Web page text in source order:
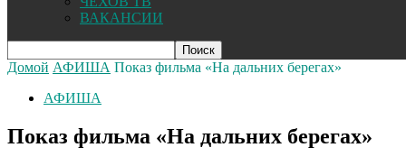
ВАКАНСИИ
Домой АФИША Показ фильма «На дальних берегах»
АФИША
Показ фильма «На дальних берегах»